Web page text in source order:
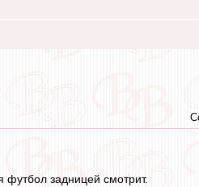
задницей смотрит.